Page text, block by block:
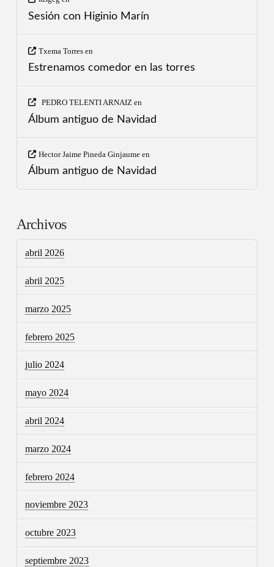
Sesión con Higinio Marín
Txema Torresen
Estrenamos comedor en las torres
PEDRO TELENTI ARNAIZ en
Álbum antiguo de Navidad
Hector Jaime Pineda Ginjaumeen
Álbum antiguo de Navidad
Archivos
abril 2026
abril 2025
marzo 2025
febrero 2025
julio 2024
mayo 2024
abril 2024
marzo 2024
febrero 2024
noviembre 2023
octubre 2023
septiembre 2023